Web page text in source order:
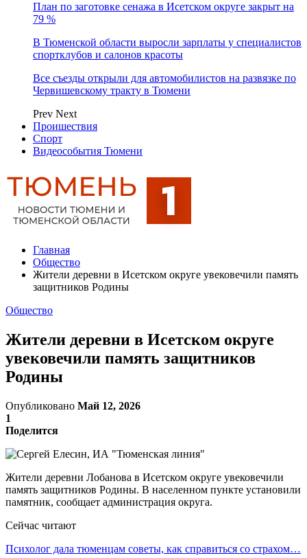
План по заготовке сенажа в Исетском округе закрыт на
79 %
В Тюменской области выросли зарплаты у специалистов
спортклубов и салонов красоты
Все съезды открыли для автомобилистов на развязке по
Червишевскому тракту в Тюмени
Prev Next
Проишествия
Спорт
Видеособытия Тюмени
Главная
Общество
Жители деревни в Исетском округе увековечили память
защитников Родины
Общество
Жители деревни в Исетском округе
увековечили память защитников
Родины
Опубликовано Май 12, 2026
1
Поделится
Жители деревни Лобанова в Исетском округе увековечили
память защитников Родины. В населенном пункте установили
памятник, сообщает администрация округа.
Сейчас читают
Психолог дала тюменцам советы, как справиться со страхом…